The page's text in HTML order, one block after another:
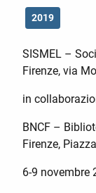
2019
SISMEL –
Firenze, via
in
BNCF –
Firenze,
6-9 novembre